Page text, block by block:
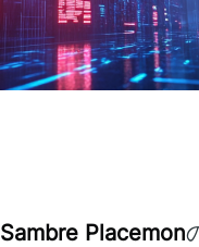
Sambre Placemon